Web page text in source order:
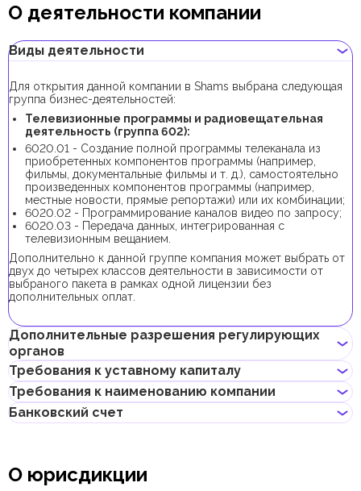
О деятельности компании
Виды деятельности
Для открытия данной компании в Shams выбрана следующая
группа бизнес-деятельностей:
Телевизионные программы и радиовещательная
деятельность (группа 602):
6020.01 - Создание полной программы телеканала из
приобретенных компонентов программы (например,
фильмы, документальные фильмы и т. д.), самостоятельно
произведенных компонентов программы (например,
местные новости, прямые репортажи) или их комбинации;
6020.02 - Программирование каналов видео по запросу;
6020.03 - Передача данных, интегрированная с
телевизионным вещанием.
Дополнительно к данной группе компания может выбрать от
двух до четырех классов деятельности в зависимости от
выбраного пакета в рамках одной лицензии без
дополнительных оплат.
Дополнительные разрешения регулирующих
органов
В рамках процедуры регистрации компании с данной группой
бизнес-деятельности не требуется получение
дополнительных разрешений.
Требования к уставному капиталу
Требование к минимальному уставному капиталу для
компаний Shams составляет 100 000 AED, его внесение
Требования к наименованию компании
Может содержать имя учредителя
религиозных формулировок
Банковский счет
электронных (digital) банках и платежных системах.
О юрисдикции